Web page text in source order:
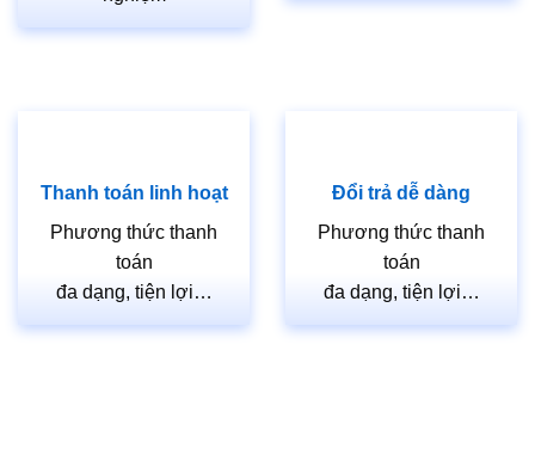
Thanh toán linh hoạt
Phương thức thanh
toán
đa dạng, tiện lợi…
Đổi trả dễ dàng
Phương thức thanh
toán
đa dạng, tiện lợi…